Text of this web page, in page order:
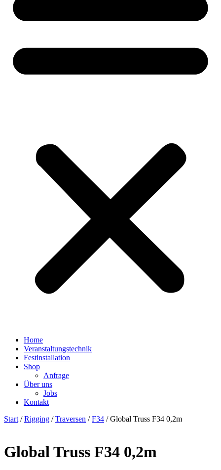
Home
Veranstaltungstechnik
Festinstallation
Shop
Anfrage
Über uns
Jobs
Kontakt
Start /Rigging /Traversen /F34 / Global Truss F34 0,2m
Global Truss F34 0,2m